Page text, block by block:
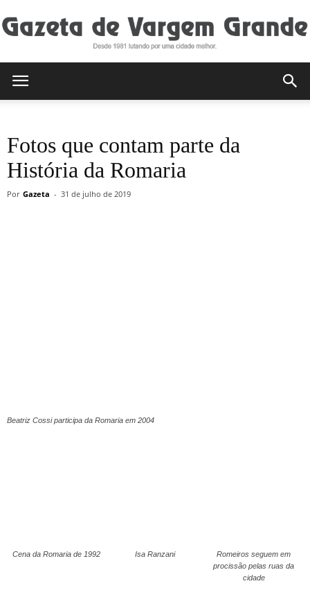
de
Fotos que contam parte da
História da Romaria
Por Gazeta - 31 de julho de 2019
Beatriz Cossi participa da Romaria em 2004
Cena da Romaria de 1992 Isa Ranzani
Romeiros seguem em
procissão pelas ruas da
cidade